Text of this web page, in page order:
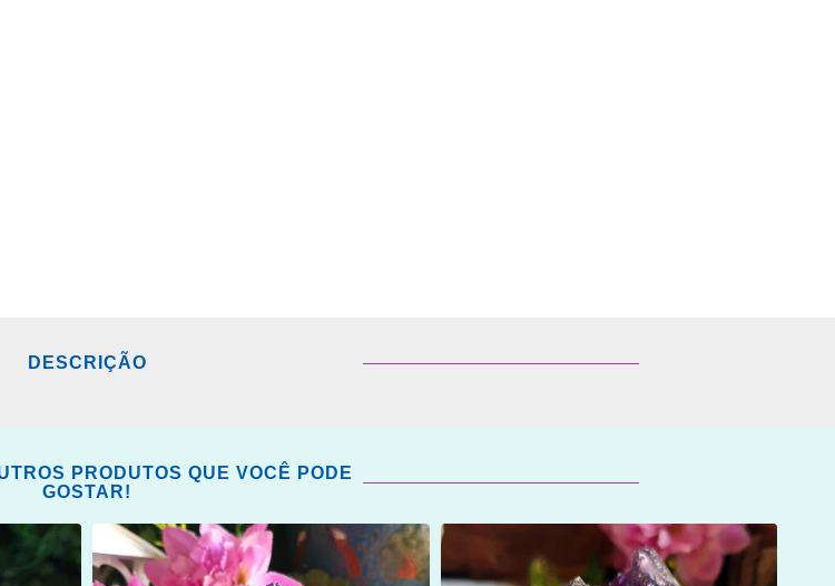
DESCRIÇÃO
PRODUTOS QUE VOCÊ PODE
GOSTAR!
ADICIONAR